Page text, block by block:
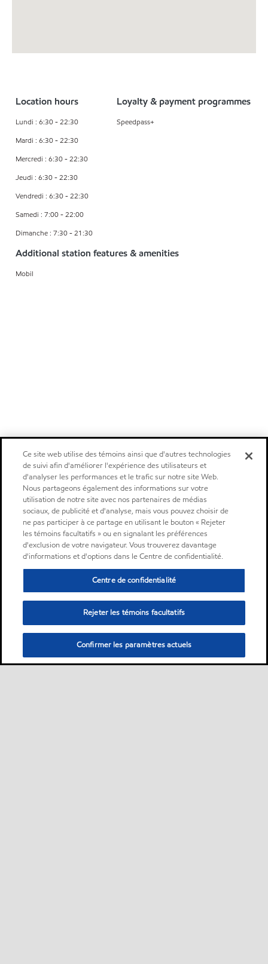
Location hours
Lundi : 6:30 - 22:30
Mardi : 6:30 - 22:30
Mercredi : 6:30 - 22:30
Jeudi : 6:30 - 22:30
Vendredi : 6:30 - 22:30
Samedi : 7:00 - 22:00
Dimanche : 7:30 - 21:30
Loyalty & payment programmes
Speedpass+
Additional station features & amenities
Mobil
Ce site web utilise des témoins ainsi que d'autres technologies
de suivi afin d'améliorer l'expérience des utilisateurs et
d'analyser les performances et le trafic sur notre site Web.
Nous partageons également des informations sur votre
utilisation de notre site avec nos partenaires de médias
sociaux, de publicité et d'analyse, mais vous pouvez choisir de
ne pas participer à ce partage en utilisant le bouton « Rejeter
les témoins facultatifs » ou en signalant les préférences
d'exclusion de votre navigateur. Vous trouverez davantage
d'informations et d'options dans le Centre de confidentialité.
Centre de confidentialité
Rejeter les témoins facultatifs
Confirmer les paramètres actuels